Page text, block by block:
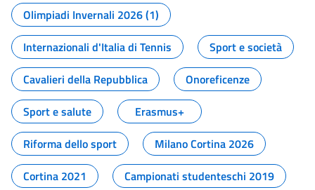
Olimpiadi Invernali 2026 (1)
Internazionali d'Italia di Tennis
Sport e società
Cavalieri della Repubblica
Onoreficenze
Sport e salute
Erasmus+
Riforma dello sport
Milano Cortina 2026
Cortina 2021
Campionati studenteschi 2019